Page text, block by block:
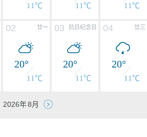
11℃ 11℃ 11℃
廿一
02
20°
11℃
抗日纪念日
03
20°
11℃
廿三
04
20°
11℃